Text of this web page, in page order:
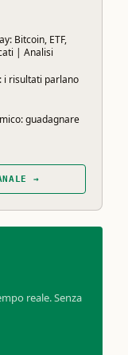
Bitcoin, ETF,
| Analisi
i risultati parlano
guadagnare
→
reale. Senza